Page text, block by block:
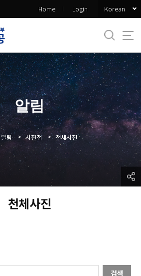
Home Login Korean
알림
알림 > 사진첩 > 천체사진
천체사진
검색